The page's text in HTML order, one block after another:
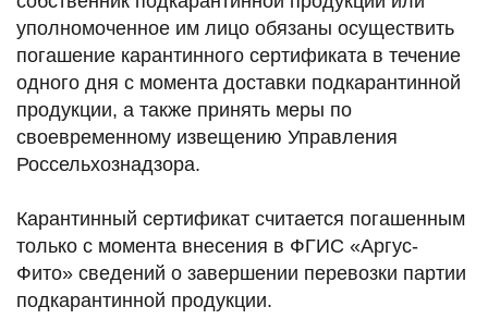
уполномоченное им лицо обязаны осуществить
погашение карантинного сертификата в течение
одного дня с момента доставки подкарантинной
продукции, а также принять меры по
своевременному извещению Управления
Россельхознадзора.
Карантинный сертификат считается погашенным
только с момента внесения в ФГИС «Аргус-
Фито» сведений о завершении перевозки партии
подкарантинной продукции.